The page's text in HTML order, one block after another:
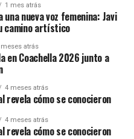
1 mes atrás
nueva voz femenina: Javi
camino artístico
atrás
en Coachella 2026 junto a
4 meses atrás
revela cómo se conocieron
4 meses atrás
revela cómo se conocieron